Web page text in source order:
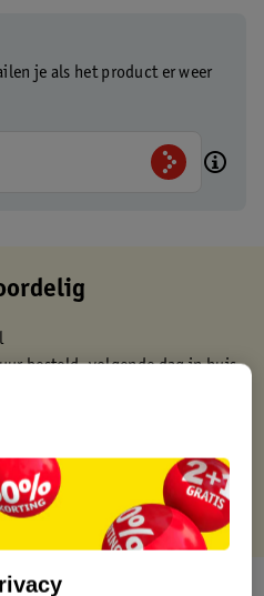
je als het product er weer
besteld, volgende dag in huis
dagen